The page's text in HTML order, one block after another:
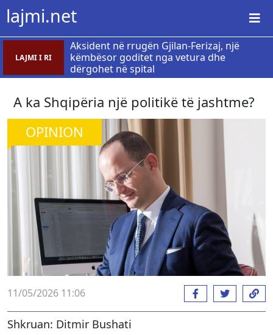
lajmi.net
LAJMI I RI
Aksident në rrugën Gjilan-Ferizaj, një
këmbësor goditet nga vetura dhe
dërgohet në spital
A ka Shqipëria një politikë të jashtme?
OPINION
11/05/2026 11:06
Shkruan: Ditmir Bushati